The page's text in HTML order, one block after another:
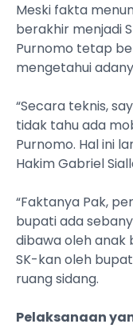
Meski fakta
berakhir menjadi
Purnomo tetap
mengetahui
“Secara teknis,
tidak tahu ada
Purnomo. Hal ini
Hakim Gabriel
“Faktanya Pak,
bupati ada
dibawa oleh anak
SK-kan oleh
ruang sidang.
Pelaksanaan